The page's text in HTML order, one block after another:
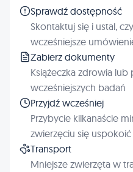
Sprawdź dostępność
Skontaktuj się i ustal,
wcześniejsze
Zabierz dokumenty
Książeczka zdrowia
wcześniejszych badań
Przyjdź wcześniej
Przybycie kilkanaście
zwierzęciu się uspokoić
Transport
Mniejsze zwierzęta w